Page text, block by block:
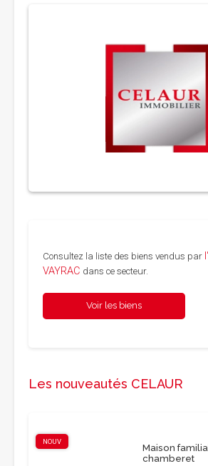
Consultez la liste des biens vendus par
VAYRAC dans ce secteur.
Voir les biens
Les nouveautés CELAUR
NOUV
Maison
chamberet